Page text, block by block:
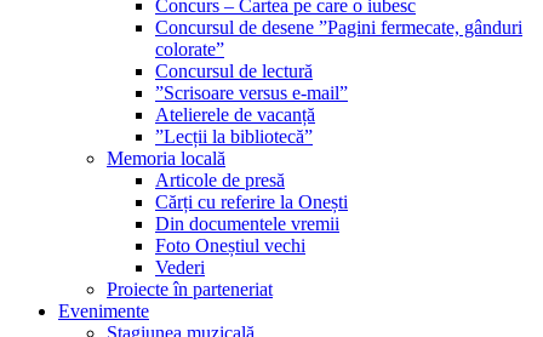
Concurs – Cartea pe care o iubesc
Concursul de desene ”Pagini fermecate, gânduri
colorate”
Concursul de lectură
”Scrisoare versus e-mail”
Atelierele de vacanță
”Lecții la bibliotecă”
Memoria locală
Articole de presă
Cărți cu referire la Onești
Din documentele vremii
Foto Oneștiul vechi
Vederi
Proiecte în parteneriat
Evenimente